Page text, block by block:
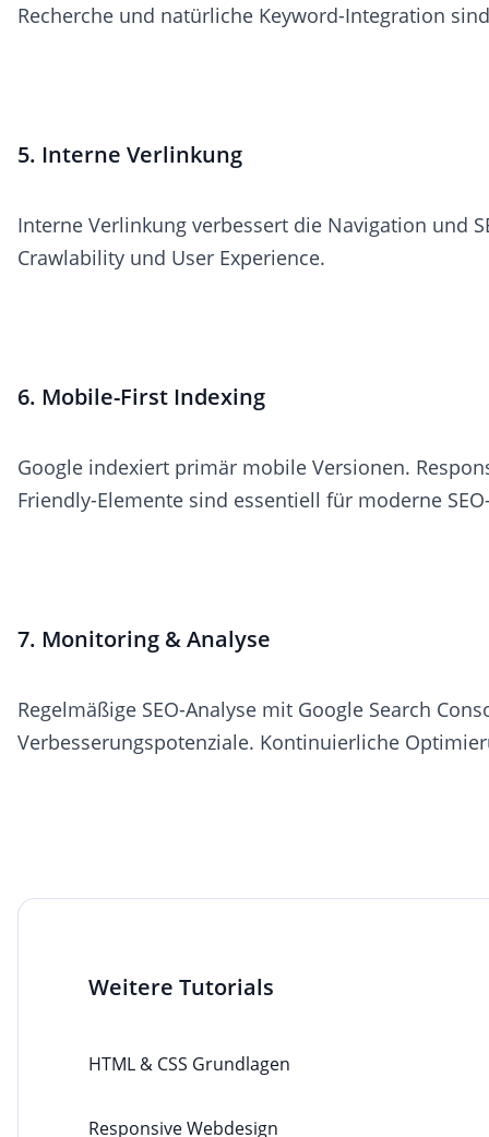
Recherche und natürliche Keyword-Integration
5. Interne Verlinkung
Interne Verlinkung verbessert die Navigation und
Crawlability und User Experience.
6. Mobile-First Indexing
Google indexiert primär mobile Versionen.
Friendly-Elemente sind essentiell für moderne
7. Monitoring & Analyse
Regelmäßige SEO-Analyse mit Google Search
Verbesserungspotenziale. Kontinuierliche
Weitere Tutorials
HTML & CSS Grundlagen
Responsive Webdesign